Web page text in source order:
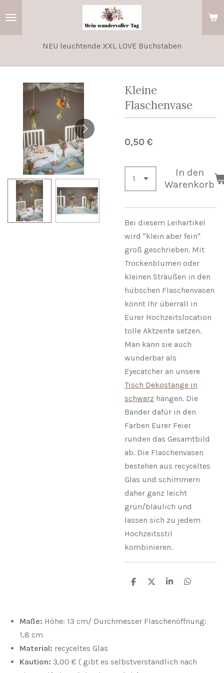
NEU leuchtende XXL LOVE Buchstaben
Kleine
Flaschenvase
0,50 €
In den
Warenkorb
Bei diesem Leihartikel
wird "klein aber fein"
groß geschrieben. Mit
Trockenblumen oder
kleinen Sträußen in den
hübschen Flaschenvasen
könnt Ihr überrall in
Eurer Hochzeitslocation
tolle Aktzente setzen.
Man kann sie auch
wunderbar als
Eyecatcher an unsere
Tisch Dekostange in
schwarz hängen. Die
Bänder dafür in den
Farben Eurer Feier
runden das Gesamtbild
ab. Die Flaschenvasen
bestehen aus recyceltes
Glas und schimmern
daher ganz leicht
grün/bläulich und
lassen sich zu jedem
Hochzeitsstil
kombinieren.
T
n
T
n
T
n
T
n
Maße: Höhe: 13 cm/ Durchmesser Flaschenöffnung:
1,8 cm
Material: recyceltes Glas
Kaution: 3,00 € ( gibt es selbstverständlich nach